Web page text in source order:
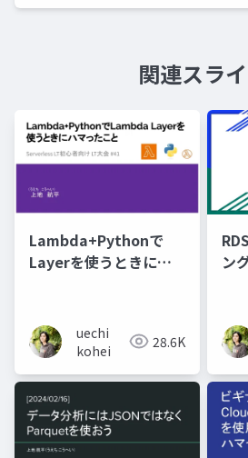
関連スラ
Lambda+Pythonで
Layerを使うときにハ
uechi
kohei
28.6K
ン